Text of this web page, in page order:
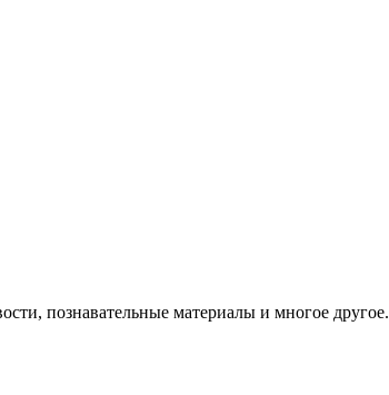
познавательные материалы и многое другое.